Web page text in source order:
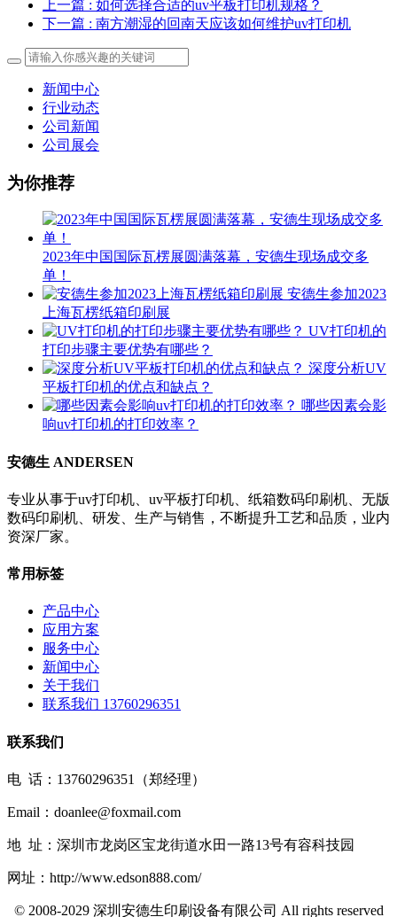
上一篇 : 如何选择合适的uv平板打印机规格？
下一篇 : 南方潮湿的回南天应该如何维护uv打印机
新闻中心
行业动态
公司新闻
公司展会
为你推荐
2023年中国国际瓦楞展圆满落幕，安德生现场成交多
单！
安德生参加2023
上海瓦楞纸箱印刷展
UV打印机的
打印步骤主要优势有哪些？
深度分析UV
平板打印机的优点和缺点？
哪些因素会影
响uv打印机的打印效率？
安德生 ANDERSEN
专业从事于uv打印机、uv平板打印机、纸箱数码印刷机、无版
数码印刷机、研发、生产与销售，不断提升工艺和品质，业内
资深厂家。
常用标签
产品中心
应用方案
服务中心
新闻中心
关于我们
联系我们 13760296351
联系我们
电 话：13760296351（郑经理）
Email：doanlee@foxmail.com
地 址：深圳市龙岗区宝龙街道水田一路13号有容科技园
网址：http://www.edson888.com/
© 2008-2029 深圳安德生印刷设备有限公司 All rights reserved